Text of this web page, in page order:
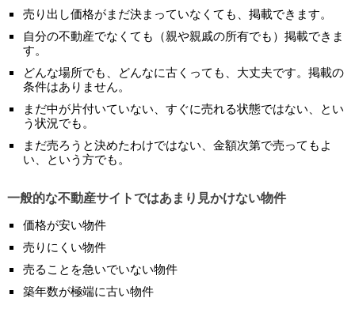
売り出し価格がまだ決まっていなくても、掲載できます。
自分の不動産でなくても（親や親戚の所有でも）掲載できま
す。
どんな場所でも、どんなに古くっても、大丈夫です。掲載の
条件はありません。
まだ中が片付いていない、すぐに売れる状態ではない、とい
う状況でも。
まだ売ろうと決めたわけではない、金額次第で売ってもよ
い、という方でも。
一般的な不動産サイトではあまり見かけない物件
価格が安い物件
売りにくい物件
売ることを急いでいない物件
築年数が極端に古い物件